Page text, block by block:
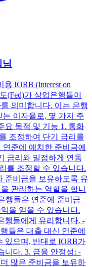
IORB (Interest on
(Fed)가 상업은행들이
의미합니다. 이는 은행
이자율로, 몇 가지 주
요 목적 및 기능 1. 통화
조정하여 단기 금리를
준에 예치한 준비금에
금리와 밀접하게 연동
를 조정할 수 있습니다.
준비금을 보유하도록 유
관리하는 역할을 합니
행들은 연준에 준비금
을 얻을 수 있습니다.
행들에게 유리합니다. -
들은 대출 대신 연준에
있으며, 반대로 IORB가
니다. 3. 금융 안정성: -
많은 준비금을 보유하